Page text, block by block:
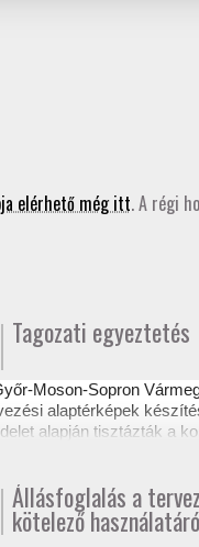
elérhető még itt. A régi
Tagozati egyeztetés
Moson-Sopron
alaptérképek
alapján tisztázták a
Állásfoglalás a
kötelező